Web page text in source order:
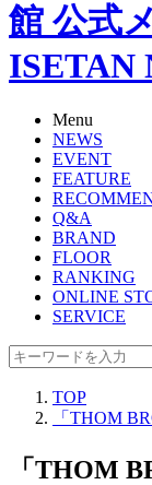
館 公式
ISETAN
Menu
NEWS
EVENT
FEATURE
Q&A
BRAND
FLOOR
RANKING
ONLINE
SERVICE
TOP
「THOM
「THOM